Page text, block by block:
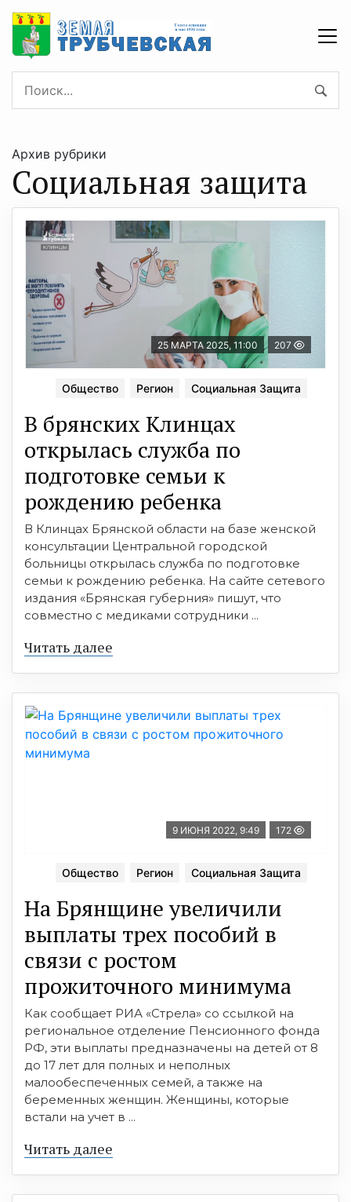
Архив рубрики
Социальная защита
25 МАРТА 2025, 11:00 207
Общество Регион Социальная Защита
В брянских Клинцах
открылась служба по
подготовке семьи к
рождению ребенка
В Клинцах Брянской области на базе женской
консультации Центральной городской
больницы открылась служба по подготовке
семьи к рождению ребенка. На сайте сетевого
издания «Брянская губерния» пишут, что
совместно с медиками сотрудники ...
Читать далее
9 ИЮНЯ 2022, 9:49 172
Общество Регион Социальная Защита
На Брянщине увеличили
выплаты трех пособий в
связи с ростом
прожиточного минимума
Как сообщает РИА «Стрела» со ссылкой на
региональное отделение Пенсионного фонда
РФ, эти выплаты предназначены на детей от 8
до 17 лет для полных и неполных
малообеспеченных семей, а также на
беременных женщин. Женщины, которые
встали на учет в ...
Читать далее